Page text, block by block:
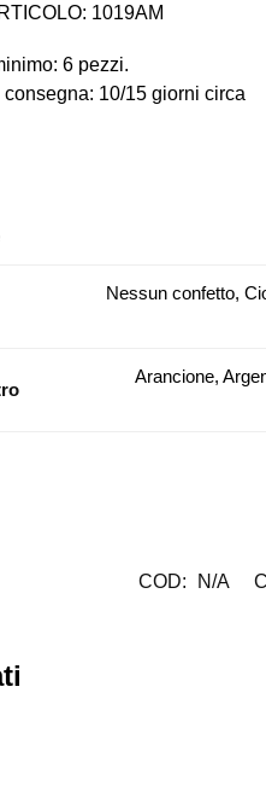
1019AM
6 pezzi.
consegna: 10/15 giorni circa
Nessun confetto,
Arancione,
COD: N/A